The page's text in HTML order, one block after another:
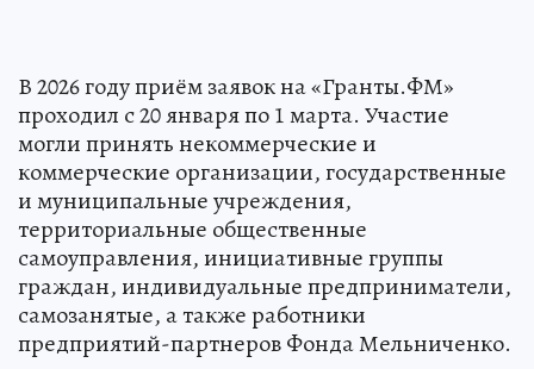
В 2026 году приём заявок на «Гранты.ФМ»
проходил с 20 января по 1 марта. Участие
могли принять некоммерческие и
коммерческие организации, государственные
и муниципальные учреждения,
территориальные общественные
самоуправления, инициативные группы
граждан, индивидуальные предприниматели,
самозанятые, а также работники
предприятий-партнеров Фонда Мельниченко.